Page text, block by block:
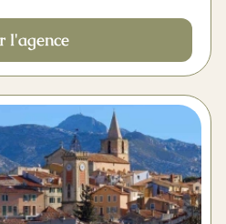
l'agence